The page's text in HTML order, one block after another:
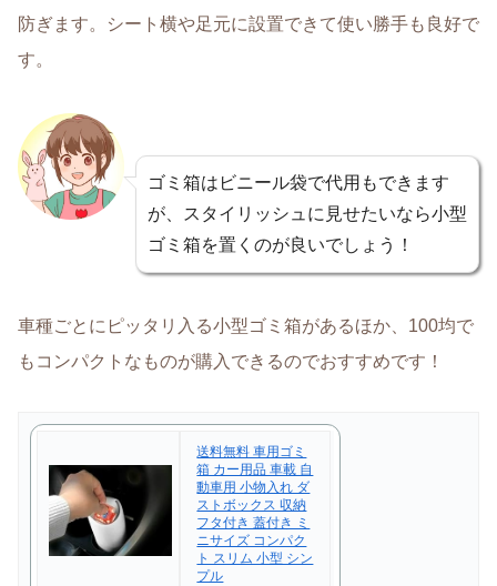
防ぎます。シート横や足元に設置できて使い勝手も良好で
す。
ゴミ箱はビニール袋で代用もできます
が、スタイリッシュに見せたいなら小型
ゴミ箱を置くのが良いでしょう！
車種ごとにピッタリ入る小型ゴミ箱があるほか、100均で
もコンパクトなものが購入できるのでおすすめです！
送料無料 車用ゴミ
箱 カー用品 車載 自
動車用 小物入れ ダ
ストボックス 収納
フタ付き 蓋付き ミ
ニサイズ コンパク
ト スリム 小型 シン
プル